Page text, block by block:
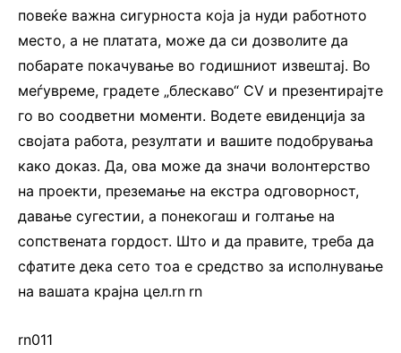
повеќе важна сигурноста која ја нуди работното
место, а не платата, може да си дозволите да
побарате покачување во годишниот извештај. Во
меѓувреме, градете „блескаво“ CV и презентирајте
го во соодветни моменти. Водете евиденција за
својата работа, резултати и вашите подобрувања
како доказ. Да, ова може да значи волонтерство
на проекти, преземање на екстра одговорност,
давање сугестии, а понекогаш и голтање на
сопствената гордост. Што и да правите, треба да
сфатите дека сето тоа е средство за исполнување
на вашата крајна цел.rn rn
rn011